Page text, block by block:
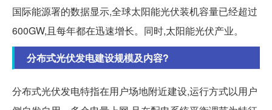
国际能源署的数据显示,全球太阳能光伏装机容量已经超过
600GW,且每年都在迅速增长。同时,太阳能光伏产业。
分布式光伏发电建设规模及内容?
分布式光伏发电特指在用户场地附近建设,运行方式以用户